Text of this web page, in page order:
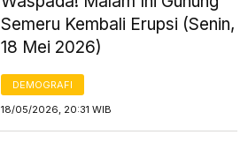
Semeru Kembali Erupsi (Senin,
18 Mei 2026)
DEMOGRAFI
18/05/2026, 20:31 WIB